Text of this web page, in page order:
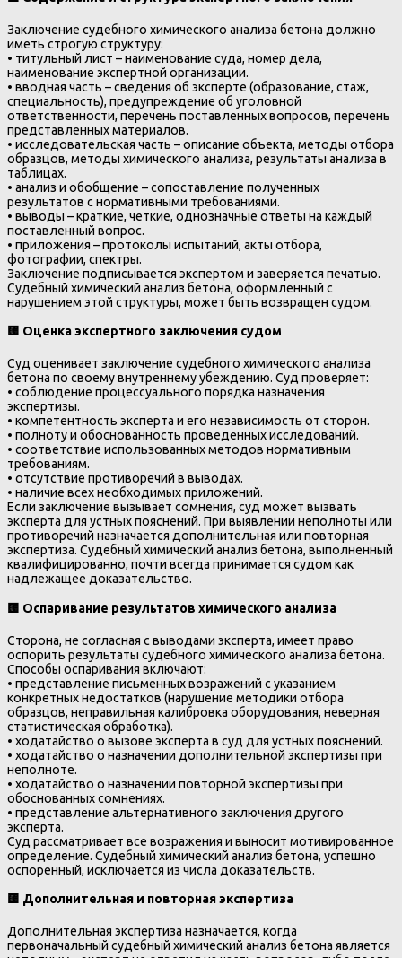
Заключение судебного химического анализа бетона должно
иметь строгую структуру:
• титульный лист – наименование суда, номер дела,
наименование экспертной организации.
• вводная часть – сведения об эксперте (образование, стаж,
специальность), предупреждение об уголовной
ответственности, перечень поставленных вопросов, перечень
представленных материалов.
• исследовательская часть – описание объекта, методы отбора
образцов, методы химического анализа, результаты анализа в
таблицах.
• анализ и обобщение – сопоставление полученных
результатов с нормативными требованиями.
• выводы – краткие, четкие, однозначные ответы на каждый
поставленный вопрос.
• приложения – протоколы испытаний, акты отбора,
фотографии, спектры.
Заключение подписывается экспертом и заверяется печатью.
Судебный химический анализ бетона, оформленный с
нарушением этой структуры, может быть возвращен судом.
🟨 Оценка экспертного заключения судом
Суд оценивает заключение судебного химического анализа
бетона по своему внутреннему убеждению. Суд проверяет:
• соблюдение процессуального порядка назначения
экспертизы.
• компетентность эксперта и его независимость от сторон.
• полноту и обоснованность проведенных исследований.
• соответствие использованных методов нормативным
требованиям.
• отсутствие противоречий в выводах.
• наличие всех необходимых приложений.
Если заключение вызывает сомнения, суд может вызвать
эксперта для устных пояснений. При выявлении неполноты или
противоречий назначается дополнительная или повторная
экспертиза. Судебный химический анализ бетона, выполненный
квалифицированно, почти всегда принимается судом как
надлежащее доказательство.
🟨 Оспаривание результатов химического анализа
Сторона, не согласная с выводами эксперта, имеет право
оспорить результаты судебного химического анализа бетона.
Способы оспаривания включают:
• представление письменных возражений с указанием
конкретных недостатков (нарушение методики отбора
образцов, неправильная калибровка оборудования, неверная
статистическая обработка).
• ходатайство о вызове эксперта в суд для устных пояснений.
• ходатайство о назначении дополнительной экспертизы при
неполноте.
• ходатайство о назначении повторной экспертизы при
обоснованных сомнениях.
• представление альтернативного заключения другого
эксперта.
Суд рассматривает все возражения и выносит мотивированное
определение. Судебный химический анализ бетона, успешно
оспоренный, исключается из числа доказательств.
🟨 Дополнительная и повторная экспертиза
Дополнительная экспертиза назначается, когда
первоначальный судебный химический анализ бетона является